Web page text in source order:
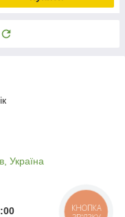
Україна
КНОПКА